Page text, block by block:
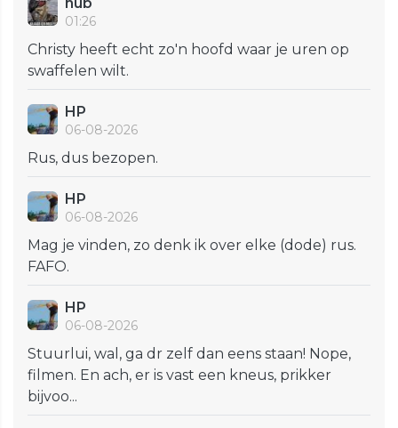
01:26
Christy heeft echt zo'n hoofd waar je uren op
swaffelen wilt.
HP
06-08-2026
Rus, dus bezopen.
HP
06-08-2026
Mag je vinden, zo denk ik over elke (dode) rus.
FAFO.
HP
06-08-2026
Stuurlui, wal, ga dr zelf dan eens staan! Nope,
filmen. En ach, er is vast een kneus, prikker
bijvoo...